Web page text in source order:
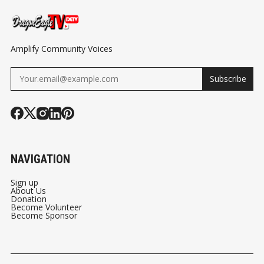
Amplify Community Voices
Subscribe
NAVIGATION
Sign up
About Us
Donation
Become Volunteer
Become Sponsor